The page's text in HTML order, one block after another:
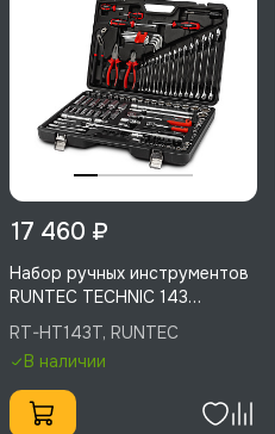
17 460 ₽
Набор ручных инструментов
RUNTEC TECHNIC 143
предмета 1/2", 1/4", RT-
HT143T
RT-HT143T, RUNTEC
В наличии